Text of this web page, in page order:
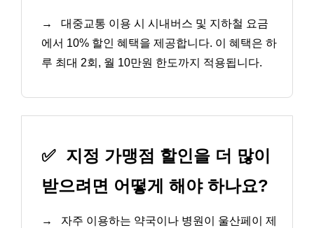
→
대중교통 이용 시 시내버스 및 지하철 요금
에서 10% 할인 혜택을 제공합니다. 이 혜택은 하
루 최대 2회, 월 10만원 한도까지 적용됩니다.
✅ 지정 가맹점 할인을 더 많이
받으려면 어떻게 해야 하나요?
→
자주 이용하는 약국이나 병원이 울산페이 제